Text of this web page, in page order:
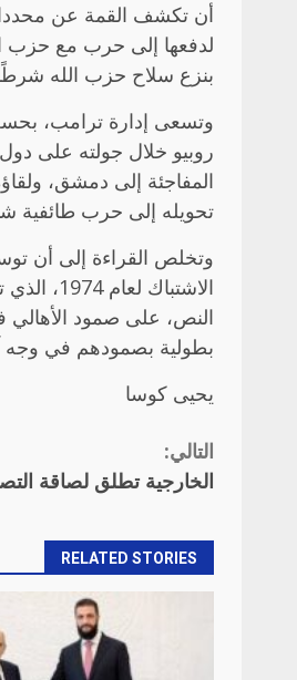
أن تكشف القمة عن
لدفعها إلى حرب مع حزب
بنزع سلاح حزب الله
وتسعى إدارة ترامب، بحسب
روبيو خلال جولته على
المفاجئة إلى دمشق،
تحويله إلى حرب طائفية
وتخلص القراءة إلى أن
النص، على صمود الأهالي
بطولية بصمودهم في وجه
يحيى كوسا
Continue
Reading
التالي:
الخارجية تطلق لصاقة
RELATED STORIES